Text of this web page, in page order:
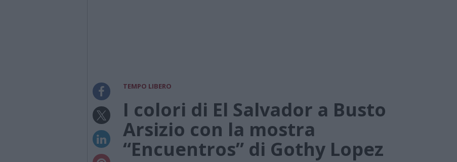
TEMPO LIBERO
I colori di El Salvador a Busto
Arsizio con la mostra
“Encuentros” di Gothy Lopez